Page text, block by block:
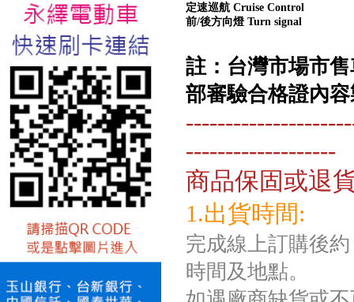
定速巡航 Cruise Control
前/後方向燈 Turn signal
註：台灣市場市
部審驗合格證內
-------------------
商品保固或退
1.出貨時間:
完成線上訂購後
時間及地點。